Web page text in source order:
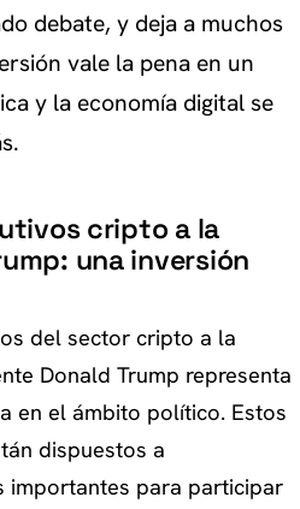
debate, y deja a muchos
vale la pena en un
y la economía digital se
cripto a la
una inversión
del sector cripto a la
Donald Trump representa
en el ámbito político. Estos
dispuestos a
importantes para participar